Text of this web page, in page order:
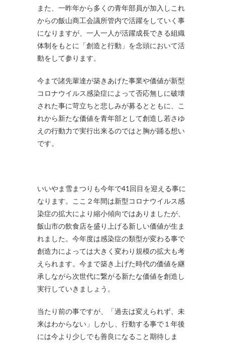
また、一昨年から多くの青年部員が加入しこれ
からの飯山商工会議所管内で活躍をしていく事
になりますが、一人一人が活躍成長できる組織
体制をもとに「創造と行動」を念頭において活
動をして参ります。
今まで諸先輩達が築きあげた事業や価値が新型
コロナウイルス感染症によって否応無しに破壊
された事に苛立ちと悲しみが募るとともに、こ
れから新たな価値を青年部として創造し若さゆ
えの行動力で実行出来るのではと胸が踊る想い
です。
いいやま雪まつりも今年で41回目を迎える事に
なります。ここ２年間は新型コロナウイルス感
染症の拡大により縮小傾向ではありましたが、
飯山市の飲食店を盛り上げる新しい価値が生ま
れました。今年度は感染症の類型が変わる事で
創造力によっては大きく変わり規模の拡大も考
えられます。今まで築き上げた時代の価値を継
承しながら次世代に繋がる新たな価値を創造し
実行していきましょう。
当たり前の事ですが、「過去は変えられず、未
来はわからない」しかし、行動する事で１年後
には今より少しでも善良になること期待しま